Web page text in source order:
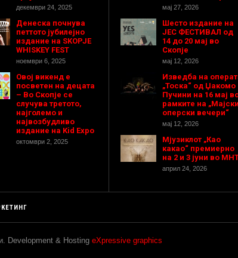
декември 24, 2025
Денеска почнува
петтото јубилејно
издание на SKOPJE
WHISKEY FEST
ноември 6, 2025
Овој викенд е
посветен на децата
– Во Скопје се
случува третото,
најголемо и
највозбудливо
издание на Kid Expo
октомври 2, 2025
мај 27, 2026
Шесто издание на
ЈЕС ФЕСТИВАЛ од
14 до 20 мај во
Скопје
мај 12, 2026
Изведба на
„Тоска“ од Џакомо
Пучини на 16 мај
рамките на „Мајски
оперски вечери“
мај 12, 2026
Мјузиклот „Као
какао“ премиерно
на 2 и 3 јуни во
април 24, 2026
Development & Hosting eXpressive graphics